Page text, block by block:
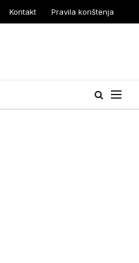
Kontakt Pravila korištenja